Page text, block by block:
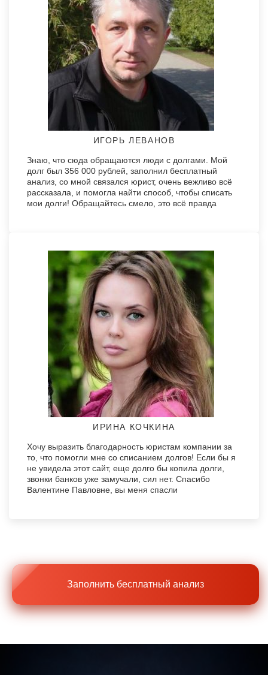
ИГОРЬ ЛЕВАНОВ
Знаю, что сюда обращаются люди с долгами. Мой
долг был 356 000 рублей, заполнил бесплатный
анализ, со мной связался юрист, очень вежливо всё
рассказала, и помогла найти способ, чтобы списать
мои долги! Обращайтесь смело, это всё правда
ИРИНА КОЧКИНА
Хочу выразить благодарность юристам компании за
то, что помогли мне со списанием долгов! Если бы я
не увидела этот сайт, еще долго бы копила долги,
звонки банков уже замучали, сил нет. Спасибо
Валентине Павловне, вы меня спасли
Заполнить бесплатный анализ